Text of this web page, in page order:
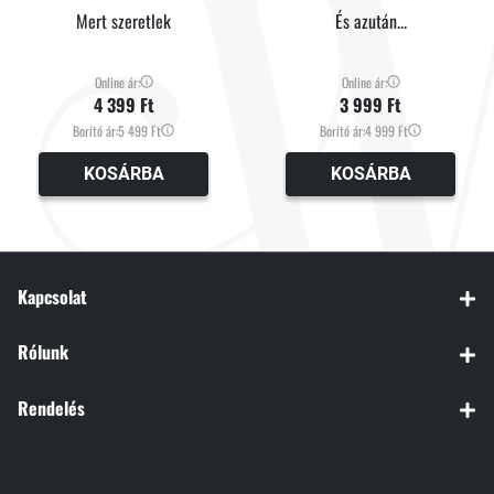
Mert szeretlek
Online ár:
4 399 Ft
Borító ár:5 499 Ft
KOSÁRBA
És azután...
Online ár:
3 999 Ft
Borító ár:4 999 Ft
KOSÁRBA
Kapcsolat
Rólunk
Rendelés